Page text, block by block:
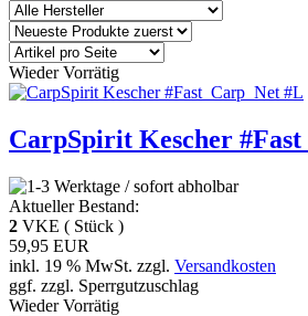
Wieder Vorrätig
CarpSpirit Kescher
Aktueller Bestand:
2 VKE ( Stück )
59,95 EUR
inkl. 19 % MwSt. zzgl. Versandkosten
ggf. zzgl. Sperrgutzuschlag
Wieder Vorrätig